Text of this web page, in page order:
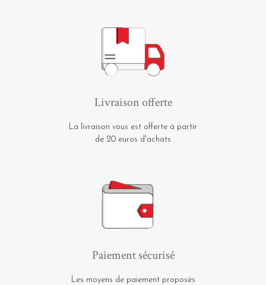
Livraison offerte
La livraison vous est offerte à partir
de 20 euros d'achats
Paiement sécurisé
Les moyens de paiement proposés